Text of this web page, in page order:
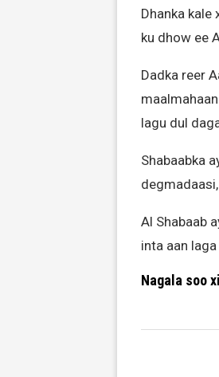
Dhanka
ku dhow ee
Dadka reer
lagu dul
Shabaabka
Al Shabaab
inta aan
Nagala soo